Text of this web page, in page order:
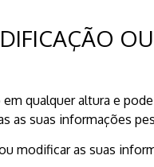
qualquer altura e
as suas informações
modificar as suas